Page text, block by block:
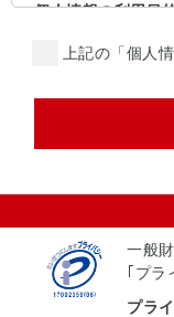
個人情報の利用目
に必要な範囲内で
しません。
個人情報を第三者
託する場合を除き
供いただく個人情
個人情報の取扱い
当社は個人情報の
上記の「個人
一般
｢プ
プラ